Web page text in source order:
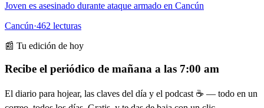
Joven es asesinado durante ataque armado en Cancún
Cancún·462 lecturas
📰 Tu edición de hoy
Recibe el periódico de mañana a las 7:00 am
El diario para hojear, las claves del día y el podcast ☕ — todo en un